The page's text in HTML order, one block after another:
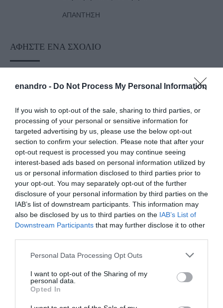
enandro - Do Not Process My Personal Information
If you wish to opt-out of the sale, sharing to third parties, or
processing of your personal or sensitive information for
targeted advertising by us, please use the below opt-out
section to confirm your selection. Please note that after your
opt-out request is processed you may continue seeing
interest-based ads based on personal information utilized by
us or personal information disclosed to third parties prior to
your opt-out. You may separately opt-out of the further
disclosure of your personal information by third parties on the
IAB’s list of downstream participants. This information may
also be disclosed by us to third parties on the IAB’s List of
Downstream Participants that may further disclose it to other
Please note that this website/app uses one or more Google
not limited to your visit or usage behaviour. You may click to
grant or deny consent to Google and its third-party tags to
use your data for below specified purposes in below Google
consent section.
Personal Data Processing Opt Outs
I want to opt-out of the Sharing of my
personal data.
Opted In
ΑΠΆΝΤΗΣΗ
ΑΦΉΣΤΕ ΈΝΑ ΣΧΌΛΙΟ
Η ηλ. διεύθυνση σας δεν δημοσιεύεται. Τα υποχρεωτικά πεδία
Αποθήκευσε το όνομά μου, email, και τον ιστότοπο μου σε